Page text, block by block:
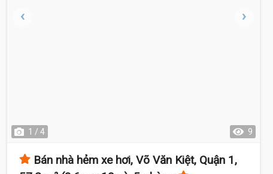
1 / 4 9
Bán nhà hẻm xe hơi, Võ Văn Kiệt, Quận 1,